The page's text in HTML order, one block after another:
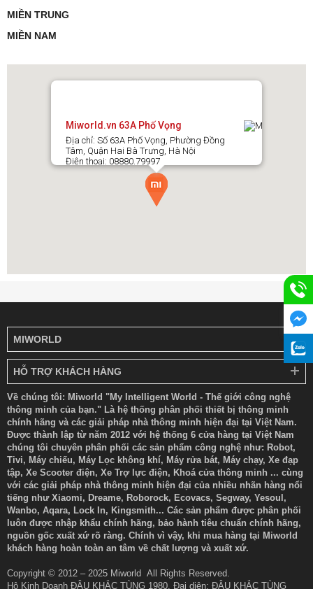
MIỀN TRUNG
MIỀN NAM
Miworld.vn 63A Phố Vọng
Địa chỉ: Số 63A Phố Vọng, Phường Đồng
Tâm, Quận Hai Bà Trưng, Hà Nội
Điện thoại: 08880.79997
MIWORLD
HỖ TRỢ KHÁCH HÀNG
Về chúng tôi: Miworld "My Intelligent World - Thế giới công nghệ
thông minh của bạn." Là hệ thống phân phối thiết bị thông minh
chính hãng và các giải pháp nhà thông minh hiện đại tại Việt Nam.
Được thành lập từ năm 2012 với hệ thống 6 cửa hàng tại Việt Nam
chúng tôi chuyên phân phối các sản phẩm công nghệ như: Robot,
Tivi, Máy chiếu, Máy Lọc không khí, Máy rửa bát, Máy chạy, Xe đạp
tập, Xe Scooter điện, Xe Trợ lực điện, Khoá cửa thông minh ... cùng
với các giải pháp nhà thông minh hiện đại của nhiều nhãn hàng nổi
tiếng như Xiaomi, Dreame, Roborock, Ecovacs, Segway, Yesoul,
Wanbo, Aqara, Lock In, Kingsmith... Các sản phẩm được phân phối
luôn được nhập khẩu chính hãng, bảo hành tiêu chuẩn chính hãng,
nguồn gốc xuất xứ rõ ràng. Chính vì vậy, khi mua hàng tại Miworld
khách hàng hoàn toàn an tâm về chất lượng và xuất xứ.
Copyright © 2012 – 2025 Miworld All Rights Reserved.
Hộ Kinh Doanh ĐẬU KHẮC TÙNG 1980. Đại diện: ĐẬU KHẮC TÙNG